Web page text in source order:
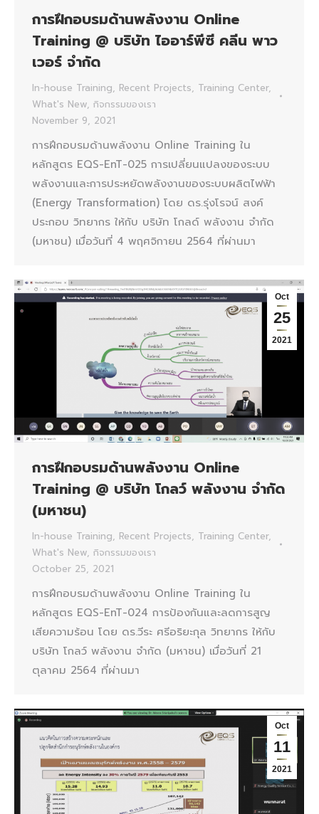
การฝึกอบรมด้านพลังงาน Online
Training @ บริษัท ไออาร์พีซี คลีน พาว
เวอร์ จำกัด
In-house Training, Recent Projects, Training Center,
What's New, กิจกรรมของเรา
November 9, 2021
การฝึกอบรมด้านพลังงาน Online Training ใน
หลักสูตร EQS-EnT-025 การเปลี่ยนแปลงของระบบ
พลังงานและการประหยัดพลังงานของระบบผลิตไฟฟ้า
(Energy Transformation) โดย ดร.รุ่งโรจน์ สงค์
ประกอบ วิทยากร ให้กับ บริษัท โกลด์ พลังงาน จำกัด
(มหาชน) เมื่อวันที่ 4 พฤศจิกายน 2564 ที่ผ่านมา
Oct
25
2021
การฝึกอบรมด้านพลังงาน Online
Training @ บริษัท โกลว์ พลังงาน จำกัด
(มหาชน)
In-house Training, Recent Projects, Training Center,
What's New, กิจกรรมของเรา
October 25, 2021
การฝึกอบรมด้านพลังงาน Online Training ใน
หลักสูตร EQS-EnT-024 การป้องกันและลดการสูญ
เสียความร้อน โดย ดร.วีระ ศรีอริยะกุล วิทยากร ให้กับ
บริษัท โกลว์ พลังงาน จำกัด (มหาชน) เมื่อวันที่ 21
ตุลาคม 2564 ที่ผ่านมา
Oct
11
2021